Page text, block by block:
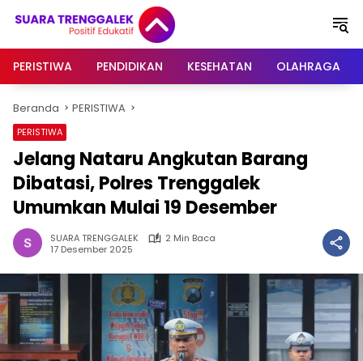
PERISTIWA
PENDIDIKAN KESEHATAN OLAHRAGA
Beranda PERISTIWA
PERISTIWA
Jelang Nataru Angkutan Barang
Dibatasi, Polres Trenggalek
Umumkan Mulai 19 Desember
SUARA TRENGGALEK
2 Min Baca
17 Desember 2025